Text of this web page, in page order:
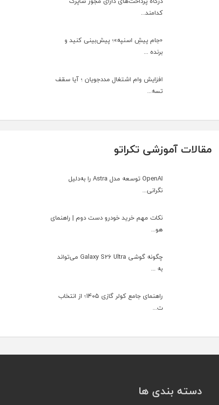
کدامند...
«جام پیشِ اسنپه»؛ پیش‌بینی کنید و
برنده ...
افزایش وام اشتغال مددجویان ؛ آیا سقف
تسه...
مقالات آموزشی تکراتو
OpenAI توسعه مدل Astra را به‌دلیل
نگرانی...
نکات مهم خرید خودرو دست دوم | راهنمای
هو...
چگونه گوشی Galaxy S26 Ultra می‌تواند
به ...
راهنمای جامع کولر گازی ۱۴۰۵؛ از انتخاب
ت...
دسته بندی ها